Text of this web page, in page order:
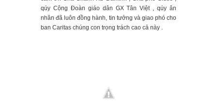
qúy Cộng Đoàn giáo dân GX Tân Việt , qúy ân
nhân đã luôn đồng hành, tin tưởng và giao phó cho
ban Caritas chúng con trọng trách cao cả này .